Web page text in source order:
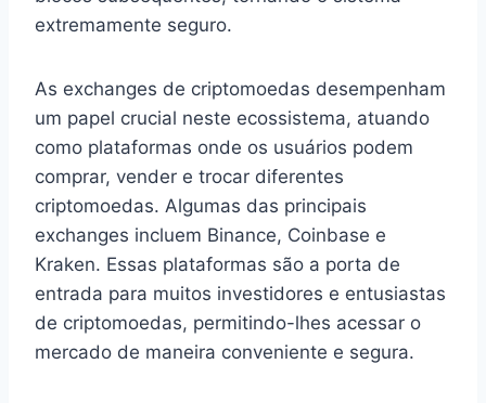
extremamente seguro.
As exchanges de criptomoedas desempenham
um papel crucial neste ecossistema, atuando
como plataformas onde os usuários podem
comprar, vender e trocar diferentes
criptomoedas. Algumas das principais
exchanges incluem Binance, Coinbase e
Kraken. Essas plataformas são a porta de
entrada para muitos investidores e entusiastas
de criptomoedas, permitindo-lhes acessar o
mercado de maneira conveniente e segura.